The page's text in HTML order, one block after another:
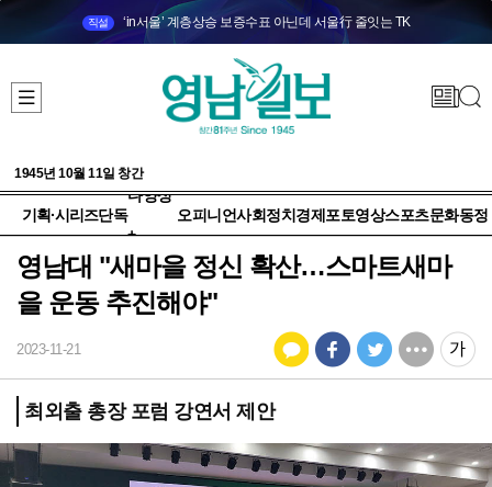
직설 ‘in서울’ 계층상승 보증수표 아닌데 서울行 줄잇는 TK
1945년 10월 11일 창간
기획·시리즈단독
다양성
+
오피니언사회정치 경제 포토영상스포츠문화동정
영남대 "새마을 정신 확산…스마트새마
을 운동 추진해야"
2023-11-21
최외출 총장 포럼 강연서 제안